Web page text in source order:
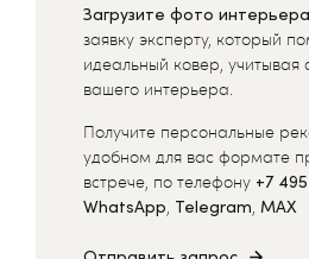
Загрузите фото интерьера
заявку эксперту, который
идеальный ковер, учитывая
вашего интерьера.
Получите персональные
удобном для вас формате
встрече, по телефону +7
WhatsApp, Telegram, MAX